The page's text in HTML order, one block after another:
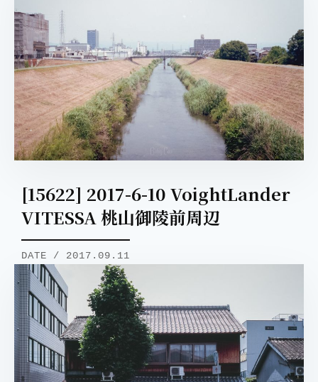
[15622] 2017-6-10 VoightLander
VITESSA 桃山御陵前周辺
DATE / 2017.09.11